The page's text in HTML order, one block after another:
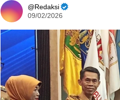
Redaksi
09/02/2026